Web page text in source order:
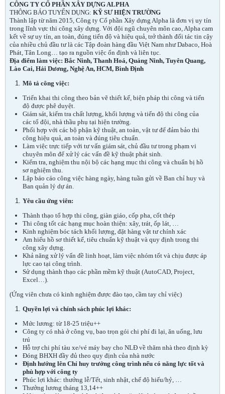
CÔNG TY CỔ PHẦN XÂY DỰNG ALPHA
THÔNG BÁO TUYỂN DỤNG: KỸ SƯ HIỆN TRƯỜNG
Thành lập từ năm 2015, Công ty Cổ phần Xây dựng Alpha là đơn vị uy tín
trong lĩnh vực thi công xây dựng. Với đội ngũ chuyên môn cao, Alpha cam
kết về sự uy tín, an toàn, đúng tiến độ và hiệu quả, trở thành đối tác tin cậy
của nhiều chủ đầu tư là các Tập đoàn hàng đầu Việt Nam như Dabaco, Hoà
Phát, Tân Long… tạo ra nguồn việc ổn định và liên tục.
Địa điểm làm việc: Bắc Ninh, Thanh Hoá, Quảng Ninh, Tuyên Quang,
Lào Cai, Hải Dương, Nghệ An, HCM, Bình Định
Mô tả công việc:
Triển khai thi công theo bản vẽ thiết kế, biện pháp thi công và tiến
độ được phê duyệt.
Giám sát, kiểm tra chất lượng, khối lượng và tiến độ thi công của
các tổ đội, nhà thầu phụ tại hiện trường.
Phối hợp với các bộ phận kỹ thuật, an toàn, vật tư để đảm bảo thi
công hiệu quả, an toàn và đúng tiêu chuẩn.
Làm việc trực tiếp với tư vấn giám sát, chủ đầu tư trong phạm vi
chuyên môn để xử lý các vấn đề kỹ thuật phát sinh.
Kiểm tra, nghiệm thu nội bộ các hạng mục thi công và chuẩn bị hồ
sơ nghiệm thu.
Lập báo cáo công việc hàng ngày, hàng tuần gửi về Ban chỉ huy và
Ban quản lý dự án.
Yêu cầu ứng viên:
Thành thạo tổ hợp thi công, giàn giáo, cốp pha, cốt thép
Thi công tốt các hạng mục hoàn thiện: xây, trát, ốp lát, …
Kinh nghiệm bóc tách khối lượng, đặt hàng vật tư chính xác
Am hiểu hồ sơ thiết kế, tiêu chuẩn kỹ thuật và quy định trong thi
công xây dựng.
Khả năng xử lý vấn đề linh hoạt, làm việc nhóm tốt và chịu được áp
lực cao tại công trình.
Sử dụng thành thạo các phần mềm kỹ thuật (AutoCAD, Project,
Excel…).
(Ứng viên chưa có kinh nghiệm được đào tạo, cầm tay chỉ việc)
Quyền lợi và chính sách phúc lợi khác:
Mức lương: từ 18-25 triệu++
Công ty có nhà ở công vụ, bao trọn gói chi phí đi lại, ăn uống, lưu
trú
Hỗ trợ chi phí tàu xe/vé máy bay cho NLĐ về thăm nhà theo định kỳ
Đóng BHXH đầy đủ theo quy định của nhà nước
Định hướng lên Chỉ huy trưởng công trình nếu có năng lực tốt và
phù hợp với công ty
Phúc lợi khác: thưởng lễ/Tết, sinh nhật, chế độ hiếu/hỷ, …
Thưởng lương tháng 13,14++